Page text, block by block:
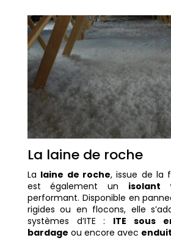
La laine de roche
La laine de roche, issue de la
est également un isolant
performant. Disponible en
rigides ou en flocons, elle
systèmes d’ITE : ITE sous
bardage ou encore avec